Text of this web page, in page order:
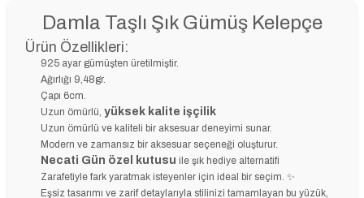
Damla Taşlı Şık Gümüş Kelepçe
Ürün Özellikleri:
925 ayar gümüşten üretilmiştir.
Ağırlığı 9,48gr.
Çapı 6cm.
Uzun ömürlü, yüksek kalite işçilik
Uzun ömürlü ve kaliteli bir aksesuar deneyimi sunar.
Modern ve zamansız bir aksesuar seçeneği oluşturur.
Necati Gün özel kutusu ile şık hediye alternatifi
Zarafetiyle fark yaratmak isteyenler için ideal bir seçim. ✨
Eşsiz tasarımı ve zarif detaylarıyla stilinizi tamamlayan bu yüzük,